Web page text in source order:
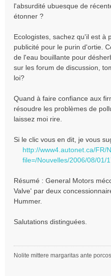
l'absurdité ubuesque de
étonner ?
Ecologistes, sachez qu'il est à
publicité pour le purin d'ortie.
de l'eau bouillante pour
sur les forum de discussion,
loi?
Quand à faire confiance aux
résoudre les problèmes de
laissez moi rire.
Si le clic vous en dit, je vous
http://www4.autonet.ca/FR/
file=/Nouvelles/2006/08/01/
Résumé : General Motors
Valve' par deux
Hummer.
Salutations distinguées.
Nolite mittere margaritas ante